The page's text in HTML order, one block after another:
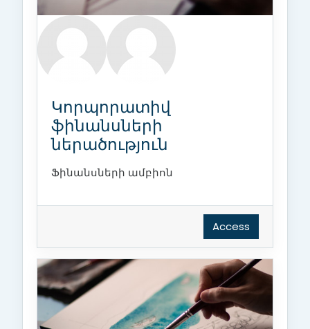
Կորպորատիվ
ֆինանսների
ներածություն
Ֆինանսների ամբիոն
Access